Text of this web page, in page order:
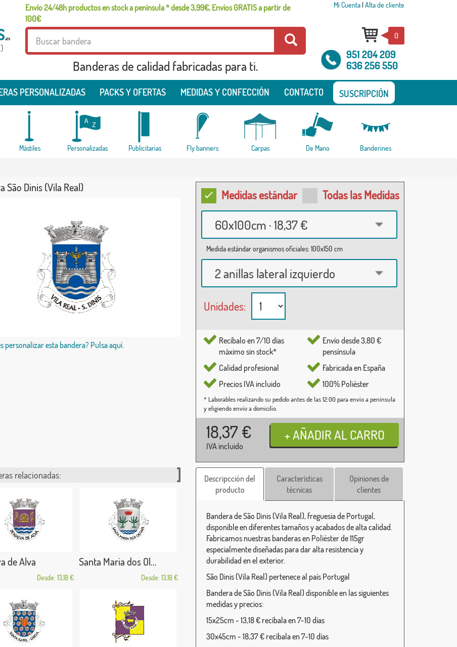
Envío 24/48h productos en stock a península * desde 3,99€, Envíos GRATIS a partir de
100€
Mi Cuenta| Alta de cliente
Banderas de calidad fabricadas para ti.
0
951 204 209
636 256 550
PERSONALIZADAS PACKS Y OFERTAS MEDIDAS Y CONFECCIÓN CONTACTO SUSCRIPCIÓN
Mástiles Personalizadas Publicitarias Fly banners Carpas De Mano Banderines
São Dinis (Vila Real)
personalizar esta bandera? Pulsa aquí.
Medidas estándar Todas las Medidas
60x100cm · 18,37 €
Medida estándar organismos oficiales: 100x150 cm
2 anillas lateral izquierdo
Unidades:
Recíbalo en 7/10 días
máximo sin stock*
Calidad profesional
Precios IVA incluido
Envío desde 3,80 €
pensínsula
Fabricada en España
100% Poliéster
* Laborables realizando su pedido antes de las 12:00 para envío a península
y eligiendo envío a domicilio.
18,37 €
IVA incluido
relacionadas:
de Alva
Desde: 13,18 €
Santa Maria dos Ol...
Desde: 13,18 €
Descripcción del
producto
Características
técnicas
Opiniones de
clientes
Bandera de São Dinis (Vila Real), freguesia de Portugal,
disponible en diferentes tamaños y acabados de alta calidad.
Fabricamos nuestras banderas en Poliéster de 115gr
especialmente diseñadas para dar alta resistencia y
durabilidad en el exterior.
São Dinis (Vila Real) pertenece al país Portugal
Bandera de São Dinis (Vila Real) disponible en las siguientes
medidas y precios:
15x25cm - 13,18 € recíbala en 7-10 días
30x45cm - 18,37 € recíbala en 7-10 días